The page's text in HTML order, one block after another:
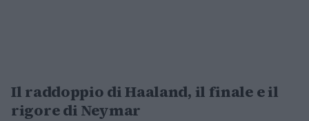
Il raddoppio di Haaland, il finale e il
rigore di Neymar